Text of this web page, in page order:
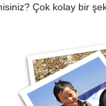
E
Çok kolay bir